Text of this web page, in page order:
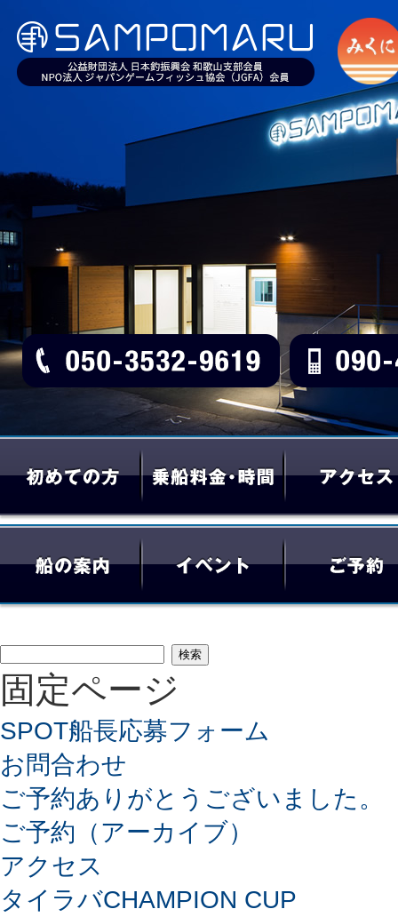
検
索:
固定ページ
SPOT船長応募フォーム
お問合わせ
ご予約ありがとうございました。
ご予約（アーカイブ）
アクセス
タイラバCHAMPION CUP